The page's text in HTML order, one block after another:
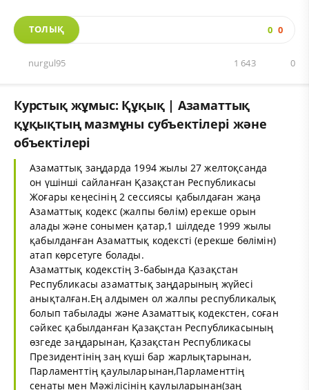
ТОЛЫҚ 0 0
nurgul95 0
1 643
Курстық жұмыс: Құқық | Азаматтық
құқықтың мазмұны субъектілері және
объектілері
Азаматтық заңдарда 1994 жылы 27 желтоқсанда
он үшінші сайланған Қазақстан Республикасы
Жоғары кеңесінің 2 сессиясы қабылдаған жаңа
Азаматтық кодекс (жалпы бөлім) ерекше орын
алады және сонымен қатар,1 шілдеде 1999 жылы
қабылданған Азаматтық кодексті (ерекше бөлімін)
атап көрсетуге болады.
Азаматтық кодекстің 3-бабында Қазақстан
Республикасы азаматтық заңдарының жүйесі
анықталған.Ең алдымен ол жалпы республикалық
болып табылады және Азаматтық кодекстен, соған
сәйкес қабылданған Қазақстан Республикасының
өзгеде заңдарынан, Қазақстан Республикасы
Президентінің заң күші бар жарлықтарынан,
Парламенттің қаулыларынан,Парламенттің
сенаты мен Мәжілісінің қаулыларынан(заң